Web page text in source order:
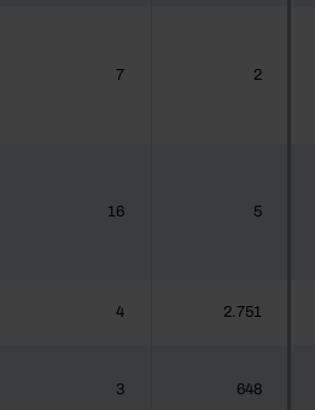
7 2
16 5
4 2.751
3 648